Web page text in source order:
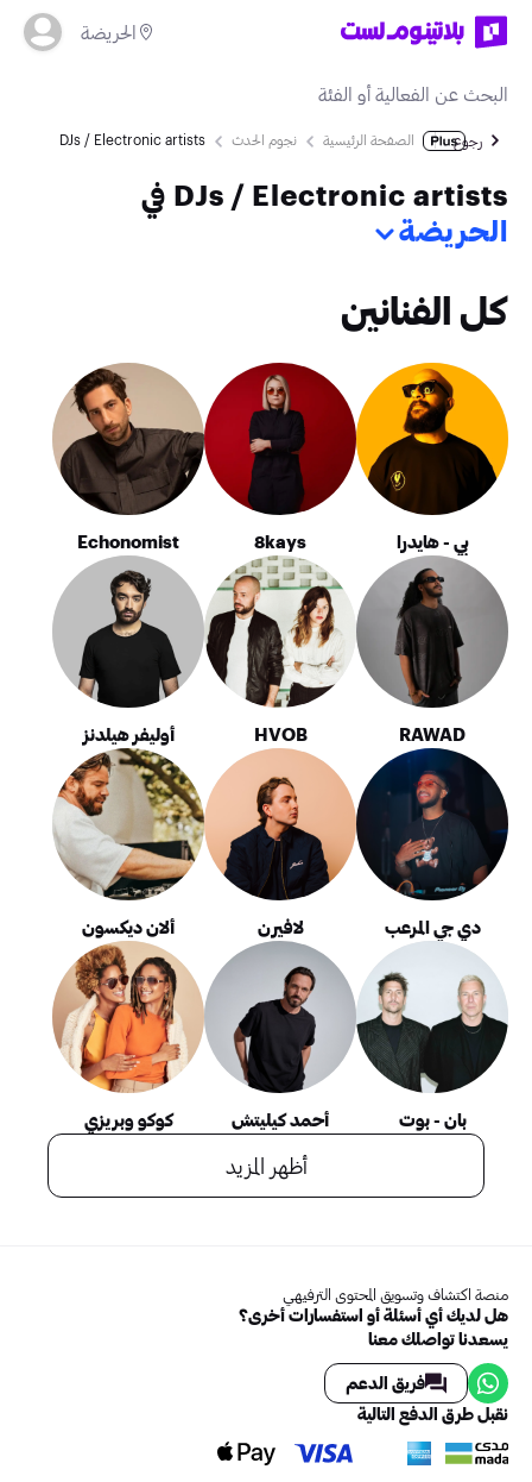
الحريضة
رجوع الصفحة الرئيسية نجوم الحدث DJs / Electronic artists
DJs / Electronic artists في
الحريضة
كل الفنانين
بي - هايدرا 8kays
Echonomist
RAWAD
HVOB أوليفر هيلدنز
دي جي المرعب لافيرن ألان ديكسون
بان - بوت أحمد كيليتش كوكو وبريزي
أظهر المزيد
منصة اكتشاف وتسويق المحتوى الترفيهي
هل لديك أي أسئلة أو استفسارات أخرى؟
يسعدنا تواصلك معنا
فريق الدعم
نقبل طرق الدفع التالية